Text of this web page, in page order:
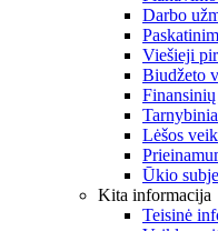
Darbo
Viešieji
Biudžeto
Lėšos
Ūkio
Kita informacija
Teisinė